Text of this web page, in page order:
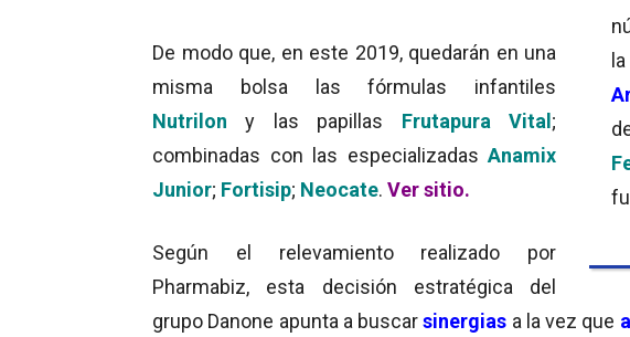
la
De modo que, en este 2019, quedarán en una
misma bolsa las fórmulas infantiles
Nutrilon y las papillas Frutapura Vital;
combinadas con las especializadas Anamix
Junior; Fortisip; Neocate. Ver sitio.
Según el relevamiento realizado por
Pharmabiz, esta decisión estratégica del
grupo Danone apunta a buscarsinergias a la vez que